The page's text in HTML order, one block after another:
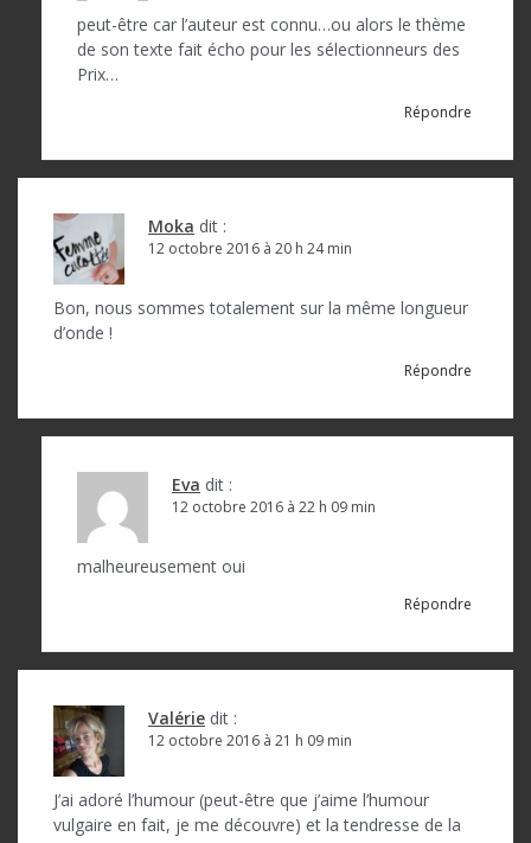
peut-être car l’auteur est connu…ou alors le thème
de son texte fait écho pour les sélectionneurs des
Prix…
Répondre
Moka dit :
12 octobre 2016 à 20 h 24 min
Bon, nous sommes totalement sur la même longueur
d’onde !
Répondre
Eva dit :
12 octobre 2016 à 22 h 09 min
malheureusement oui
Répondre
Valérie dit :
12 octobre 2016 à 21 h 09 min
J’ai adoré l’humour (peut-être que j’aime l’humour
vulgaire en fait, je me découvre) et la tendresse de la